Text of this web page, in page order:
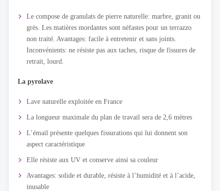
Le compose de granulats de pierre naturelle: marbre, granit ou
grès. Les matières mordantes sont néfastes pour un terrazzo
non traité. Avantages: facile à entretenir et sans joints.
Inconvénients: ne résiste pas aux taches, risque de fissures de
retrait, lourd.
La pyrolave
Lave naturelle exploitée en France
La longueur maximale du plan de travail sera de 2,6 mètres
L’émail présente quelques fissurations qui lui donnent son
aspect caractéristique
Elle résiste aux UV et conserve ainsi sa couleur
Avantages: solide et durable, résiste à l’humidité et à l’acide,
inusable